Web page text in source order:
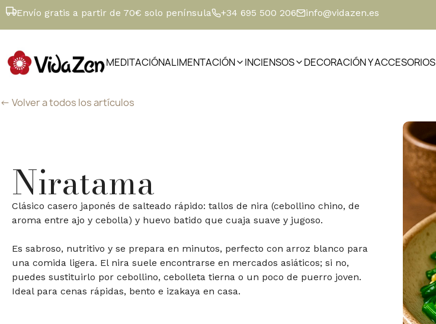
Envío gratis a partir de 70€ solo península +34 695 500 206 info@vidazen.es
MEDITACIÓNALIMENTACIÓN INCIENSOS DECORACIÓN Y ACCESORIOS
<- Volver a todos los artículos
Niratama
Clásico casero japonés de salteado rápido: tallos de nira (cebollino chino, de
aroma entre ajo y cebolla) y huevo batido que cuaja suave y jugoso.
Es sabroso, nutritivo y se prepara en minutos, perfecto con arroz blanco para
una comida ligera. El nira suele encontrarse en mercados asiáticos; si no,
puedes sustituirlo por cebollino, cebolleta tierna o un poco de puerro joven.
Ideal para cenas rápidas, bento e izakaya en casa.